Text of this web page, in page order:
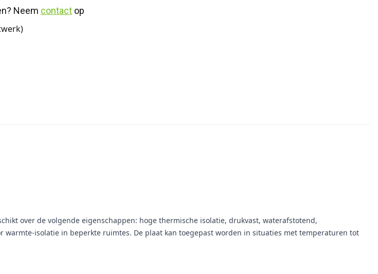
Neem contact op
over de volgende eigenschappen: hoge thermische isolatie, drukvast, waterafstotend,
isolatie in beperkte ruimtes. De plaat kan toegepast worden in situaties met temperaturen tot